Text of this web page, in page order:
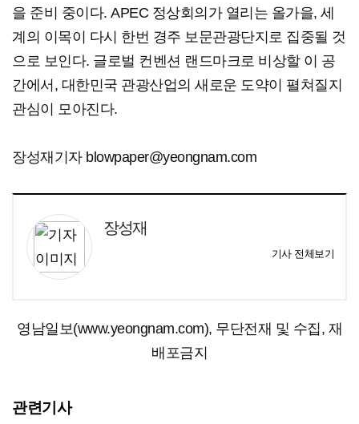
을 준비 중이다. APEC 정상회의가 열리는 올가을, 세
계의 이목이 다시 한번 경주 보문관광단지로 집중될 것
으로 보인다. 글로벌 컨벤션 랜드마크로 비상할 이 공
간에서, 대한민국 관광산업의 새로운 도약이 펼쳐질지
관심이 모아진다.
장성재기자 blowpaper@yeongnam.com
장성재
기사 전체보기
영남일보(www.yeongnam.com), 무단전재 및 수집, 재
배포금지
관련기사